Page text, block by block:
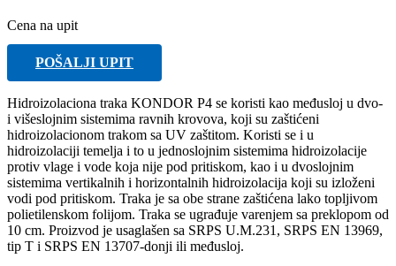
Cena na upit
POŠALJI UPIT
Hidroizolaciona traka KONDOR P4 se koristi kao međusloj u dvo-
i višeslojnim sistemima ravnih krovova, koji su zaštićeni
hidroizolacionom trakom sa UV zaštitom. Koristi se i u
hidroizolaciji temelja i to u jednoslojnim sistemima hidroizolacije
protiv vlage i vode koja nije pod pritiskom, kao i u dvoslojnim
sistemima vertikalnih i horizontalnih hidroizolacija koji su izloženi
vodi pod pritiskom. Traka je sa obe strane zaštićena lako topljivom
polietilenskom folijom. Traka se ugrađuje varenjem sa preklopom od
10 cm. Proizvod je usaglašen sa SRPS U.M.231, SRPS EN 13969,
tip T i SRPS EN 13707-donji ili međusloj.